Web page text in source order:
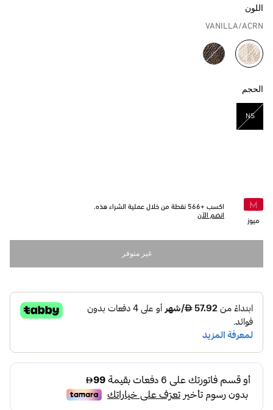
اللون
VANILLA/ACRN
مختار
الحجم
NS
مختار
ميوز
اكسب +566 نقطة من خلال عملية الشراء هذه.
انضم الآن
غير متوفر